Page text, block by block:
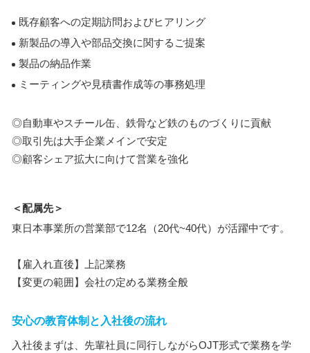
既存顧客への定期訪問およびヒアリング
新製品の導入や部品交換に関するご提案
製品の納品作業
ミーティングや見積書作成等の事務処理
◎自動車やスチール缶、鉄骨など鉄のものづくりに貢献
◎取引先は大手企業メインで安定
◎顧客シェア拡大に向けて営業を強化
＜配属先＞
東日本事業所の営業部で12名（20代~40代）が活躍中です。
【雇入れ直後】上記業務
【変更の範囲】会社の定める業務全般
安心の教育体制と入社後の流れ
入社後まずは、先輩社員に同行しながらOJT形式で業務を学